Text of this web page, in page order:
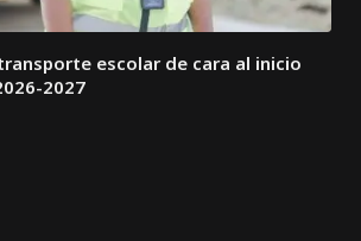
escolar de cara al inicio
2027